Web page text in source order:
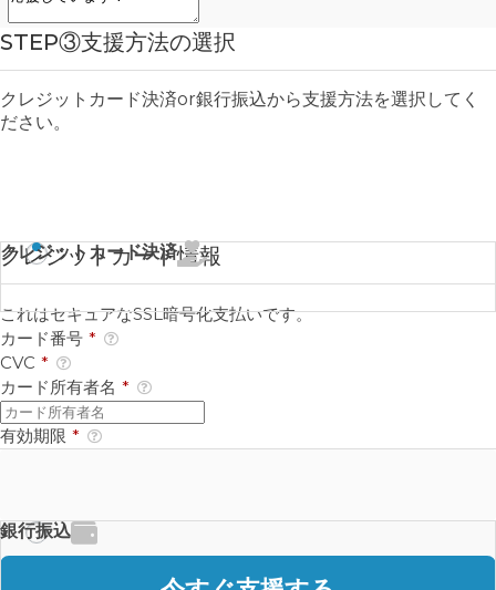
STEP③支援方法の選択
クレジットカード決済or銀行振込から支援方法を選択してく
ださい。
クレジットカード決済
クレジットカード情報
これはセキュアなSSL暗号化支払いです。
カード番号 *
CVC *
カード所有者名 *
有効期限 *
銀行振込